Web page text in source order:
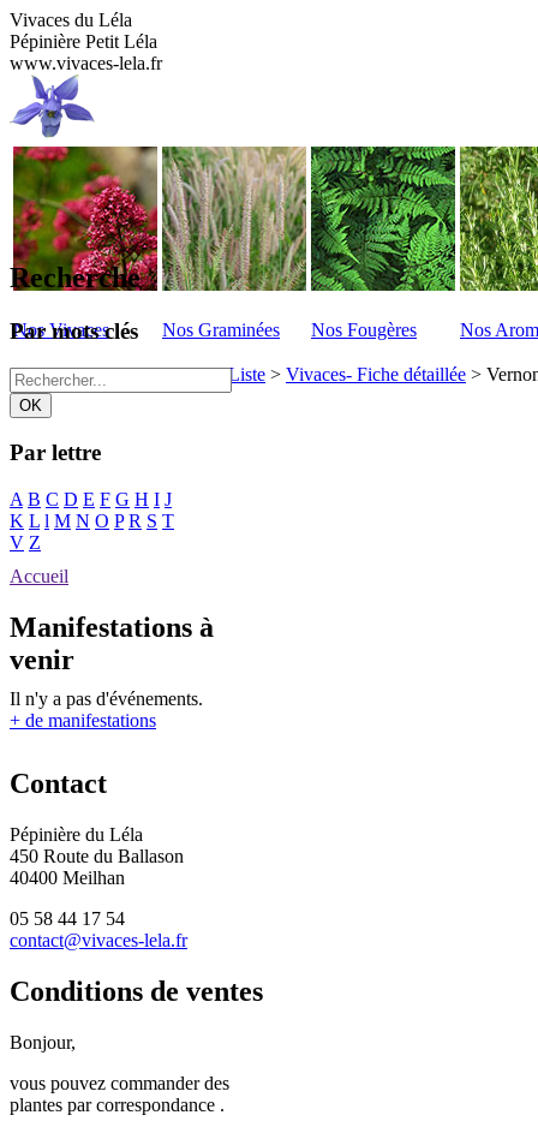
Vivaces du Léla
Pépinière Petit Léla
www.vivaces-lela.fr
Nos Vivaces Nos Graminées Nos Fougères Nos
Vivaces du Lela>Vivaces - Liste > Vivaces- Fiche détaillée >
Recherche
Par mots clés
Par lettre
A B C D E F G H I J
K L l M N O P R S T
V Z
Accueil
Manifestations à
venir
Il n'y a pas d'événements.
+ de manifestations
Contact
Pépinière du Léla
450 Route du Ballason
40400 Meilhan
05 58 44 17 54
contact@vivaces-lela.fr
Conditions de ventes
Bonjour,
vous pouvez commander des
plantes par correspondance .